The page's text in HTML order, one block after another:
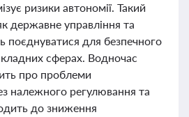
ризики автономії. Такий
державне управління та
поєднуватися для безпечного
сферах. Водночас
про проблеми
належного регулювання та
до зниження